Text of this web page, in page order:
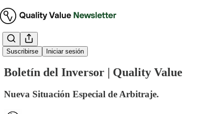
Suscribirse Iniciar sesión
Boletín Ejecutivo
Boletín del Inversor | Quality Value
Nueva Situación Especial de Arbitraje.